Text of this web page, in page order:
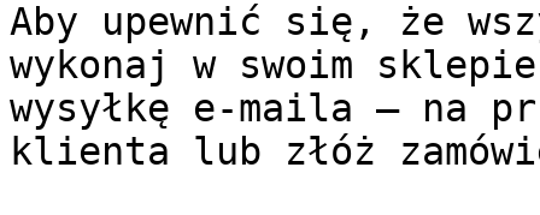
Aby upewnić się, że
wykonaj w swoim
wysyłkę e-maila – na
klienta lub złóż